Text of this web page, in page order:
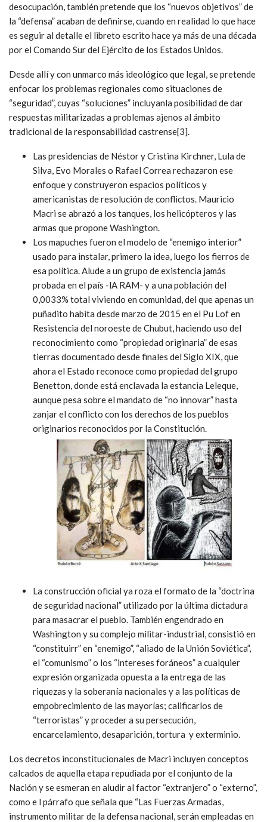
desocupación, también pretende que los “nuevos objetivos” de
la “defensa” acaban de definirse, cuando en realidad lo que hace
es seguir al detalle el libreto escrito hace ya más de una década
por el Comando Sur del Ejército de los Estados Unidos.
Desde allí y con unmarco más ideológico que legal, se pretende
enfocar los problemas regionales como situaciones de
“seguridad”, cuyas “soluciones” incluyanla posibilidad de dar
respuestas militarizadas a problemas ajenos al ámbito
tradicional de la responsabilidad castrense[3].
Las presidencias de Néstor y Cristina Kirchner, Lula de
Silva, Evo Morales o Rafael Correa rechazaron ese
enfoque y construyeron espacios políticos y
americanistas de resolución de conflictos. Mauricio
Macri se abrazó a los tanques, los helicópteros y las
armas que propone Washington.
Los mapuches fueron el modelo de “enemigo interior”
usado para instalar, primero la idea, luego los fierros de
esa política. Alude a un grupo de existencia jamás
probada en el país -lA RAM- y a una población del
0,0033% total viviendo en comunidad, del que apenas un
puñadito habita desde marzo de 2015 en el Pu Lof en
Resistencia del noroeste de Chubut, haciendo uso del
reconocimiento como “propiedad originaria” de esas
tierras documentado desde finales del Siglo XIX, que
ahora el Estado reconoce como propiedad del grupo
Benetton, donde está enclavada la estancia Leleque,
aunque pesa sobre el mandato de “no innovar” hasta
zanjar el conflicto con los derechos de los pueblos
originarios reconocidos por la Constitución.
La construcción oficial ya roza el formato de la “doctrina
de seguridad nacional” utilizado por la última dictadura
para masacrar el pueblo. También engendrado en
Washington y su complejo militar-industrial, consistió en
“constituirr” en “enemigo”, “aliado de la Unión Soviética”,
el “comunismo” o los “intereses foráneos” a cualquier
expresión organizada opuesta a la entrega de las
riquezas y la soberanía nacionales y a las políticas de
empobrecimiento de las mayorías; calificarlos de
“terroristas” y proceder a su persecución,
encarcelamiento, desaparición, tortura y exterminio.
Los decretos inconstitucionales de Macri incluyen conceptos
calcados de aquella etapa repudiada por el conjunto de la
Nación y se esmeran en aludir al factor “extranjero” o “externo”,
como e l párrafo que señala que “Las Fuerzas Armadas,
instrumento militar de la defensa nacional, serán empleadas en